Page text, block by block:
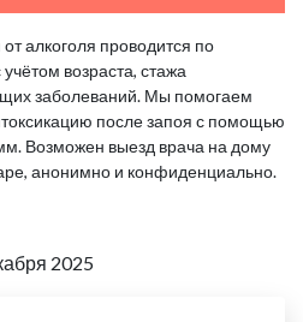
алкоголя проводится по
возраста, стажа
заболеваний. Мы помогаем
после запоя с помощью
Возможен выезд врача на дому
анонимно и конфиденциально.
2025